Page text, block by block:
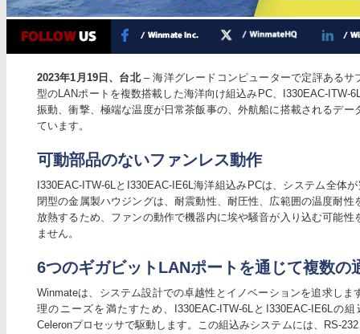
2023年1月19日、台北– 海洋グレードコンピューターで定評あるサ
型のLANポートを複数搭載した海洋向け組込みPC、I330EAC-ITW-
振動、衝撃、極端な温度が日常茶飯事の、外航船に搭載されるデ
ています。
可動部品のないファンレス動作
I330EAC-ITW-6LとI330EAC-IE6L海洋組込みPCは、システム全体
閉型の金属製ハウジングは、耐震動性、耐圧性、広範囲の温度耐
放熱するため、ファンの動作で機器内に埃や騒音が入り込む可能
ません。
6つのギガビットLANポートを通じて複数の
Winmateは、システム設計での卓越性とイノベーションを追求し
理のニーズを満たすため、I330EAC-ITW-6LとI330EAC-IE6Lの
Celeronプロセッサで駆動します。この組込みシステムには、RS-